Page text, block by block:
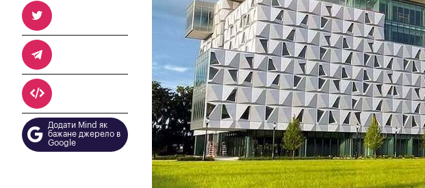
Додати Mind як
бажане джерело в
Google